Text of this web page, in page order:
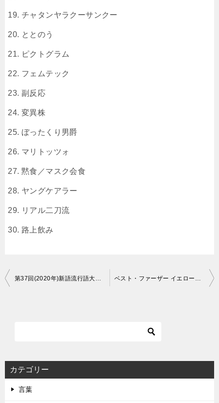
チャタンヤラクーサンクー
ととのう
ピクトグラム
フェムテック
副反応
変異株
ぼったくり男爵
マリトッツォ
黙食／マスク会食
ヤングケアラー
リアル二刀流
路上飲み
投
シ
ョ
第37回(2020年)新語流行語大賞の詳細情報をまとめました ベスト・ファーザー イエローリボン賞の歴代受賞者をまとめました
カテゴリー
言葉